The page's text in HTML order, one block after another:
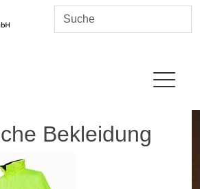
Bekleidung